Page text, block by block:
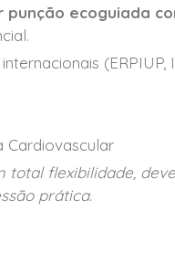
ecoguiada
(ERPIUP,
Cardiovascular
flexibilidade,
prática.